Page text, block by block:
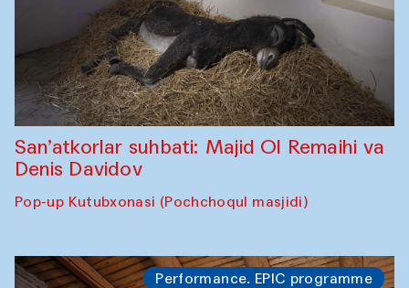
San’atkorlar suhbati: Majid Ol Remaihi va
Denis Davidov
Pop-up Kutubxonasi (Pochchoqul masjidi)
Performance. EPIC programme